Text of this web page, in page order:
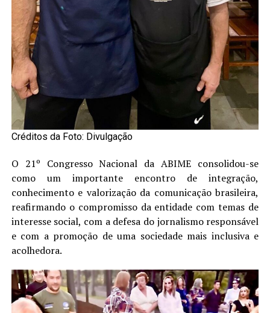
Créditos da Foto: Divulgação
O 21º Congresso Nacional da ABIME consolidou-se
como um importante encontro de integração,
conhecimento e valorização da comunicação brasileira,
reafirmando o compromisso da entidade com temas de
interesse social, com a defesa do jornalismo responsável
e com a promoção de uma sociedade mais inclusiva e
acolhedora.